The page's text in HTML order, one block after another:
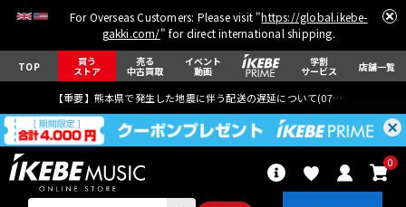
For Overseas Customers: Please visit "https://global.ikebe-
gakki.com/" for direct international shipping.
TOP 買う
ストア
売る
中古買取
イベント
動画
学割
サービス 店舗一覧
【重要】熊本県で発生した地震に伴う配送の遅延について(07月29日
0